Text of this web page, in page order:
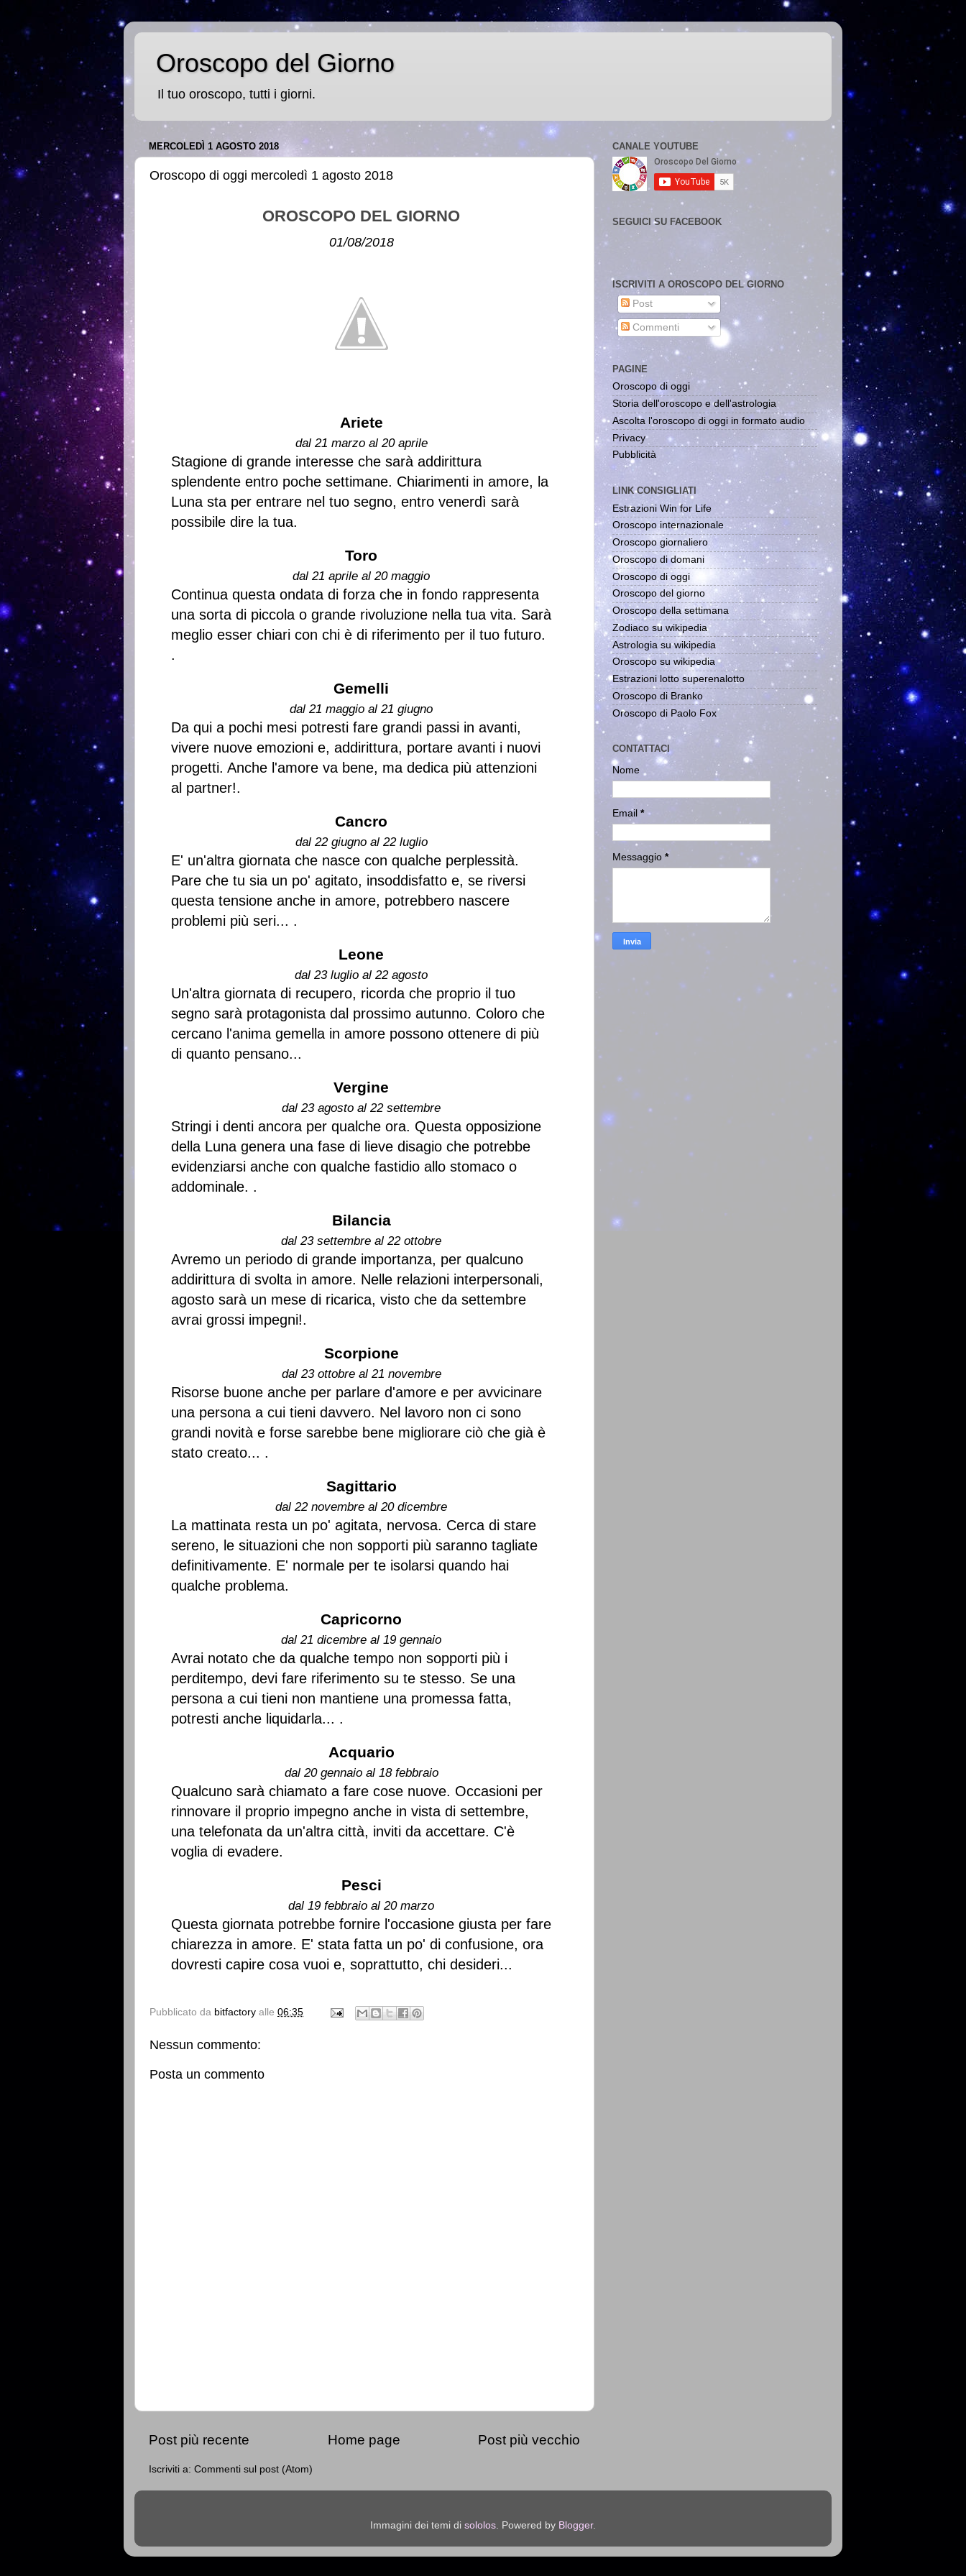
Oroscopo del Giorno
Il tuo oroscopo, tutti i giorni.
MERCOLEDÌ 1 AGOSTO 2018
Oroscopo di oggi mercoledì 1 agosto 2018
OROSCOPO DEL GIORNO
01/08/2018
Ariete
dal 21 marzo al 20 aprile
Stagione di grande interesse che sarà addirittura
splendente entro poche settimane. Chiarimenti in amore, la
Luna sta per entrare nel tuo segno, entro venerdì sarà
possibile dire la tua.
Toro
dal 21 aprile al 20 maggio
Continua questa ondata di forza che in fondo rappresenta
una sorta di piccola o grande rivoluzione nella tua vita. Sarà
meglio esser chiari con chi è di riferimento per il tuo futuro.
.
Gemelli
dal 21 maggio al 21 giugno
Da qui a pochi mesi potresti fare grandi passi in avanti,
vivere nuove emozioni e, addirittura, portare avanti i nuovi
progetti. Anche l'amore va bene, ma dedica più attenzioni
al partner!.
Cancro
dal 22 giugno al 22 luglio
E' un'altra giornata che nasce con qualche perplessità.
Pare che tu sia un po' agitato, insoddisfatto e, se riversi
questa tensione anche in amore, potrebbero nascere
problemi più seri... .
Leone
dal 23 luglio al 22 agosto
Un'altra giornata di recupero, ricorda che proprio il tuo
segno sarà protagonista dal prossimo autunno. Coloro che
cercano l'anima gemella in amore possono ottenere di più
di quanto pensano...
Vergine
dal 23 agosto al 22 settembre
Stringi i denti ancora per qualche ora. Questa opposizione
della Luna genera una fase di lieve disagio che potrebbe
evidenziarsi anche con qualche fastidio allo stomaco o
addominale. .
Bilancia
dal 23 settembre al 22 ottobre
Avremo un periodo di grande importanza, per qualcuno
addirittura di svolta in amore. Nelle relazioni interpersonali,
agosto sarà un mese di ricarica, visto che da settembre
avrai grossi impegni!.
Scorpione
dal 23 ottobre al 21 novembre
Risorse buone anche per parlare d'amore e per avvicinare
una persona a cui tieni davvero. Nel lavoro non ci sono
grandi novità e forse sarebbe bene migliorare ciò che già è
stato creato... .
Sagittario
dal 22 novembre al 20 dicembre
La mattinata resta un po' agitata, nervosa. Cerca di stare
sereno, le situazioni che non sopporti più saranno tagliate
definitivamente. E' normale per te isolarsi quando hai
qualche problema.
Capricorno
dal 21 dicembre al 19 gennaio
Avrai notato che da qualche tempo non sopporti più i
perditempo, devi fare riferimento su te stesso. Se una
persona a cui tieni non mantiene una promessa fatta,
potresti anche liquidarla... .
Acquario
dal 20 gennaio al 18 febbraio
Qualcuno sarà chiamato a fare cose nuove. Occasioni per
rinnovare il proprio impegno anche in vista di settembre,
una telefonata da un'altra città, inviti da accettare. C'è
voglia di evadere.
Pesci
dal 19 febbraio al 20 marzo
Questa giornata potrebbe fornire l'occasione giusta per fare
chiarezza in amore. E' stata fatta un po' di confusione, ora
dovresti capire cosa vuoi e, soprattutto, chi desideri...
Pubblicato da bitfactory alle 06:35
Nessun commento:
Posta un commento
Post più recente Post più vecchio
Home page
Iscriviti a: Commenti sul post (Atom)
CANALE YOUTUBE
SEGUICI SU FACEBOOK
ISCRIVITI A OROSCOPO DEL GIORNO
Post
Commenti
PAGINE
Oroscopo di oggi
Storia dell'oroscopo e dell'astrologia
Ascolta l'oroscopo di oggi in formato audio
Privacy
Pubblicità
LINK CONSIGLIATI
Estrazioni Win for Life
Oroscopo internazionale
Oroscopo giornaliero
Oroscopo di domani
Oroscopo di oggi
Oroscopo del giorno
Oroscopo della settimana
Zodiaco su wikipedia
Astrologia su wikipedia
Oroscopo su wikipedia
Estrazioni lotto superenalotto
Oroscopo di Branko
Oroscopo di Paolo Fox
CONTATTACI
Nome
Email *
Messaggio *
Immagini dei temi di sololos . Powered by Blogger.